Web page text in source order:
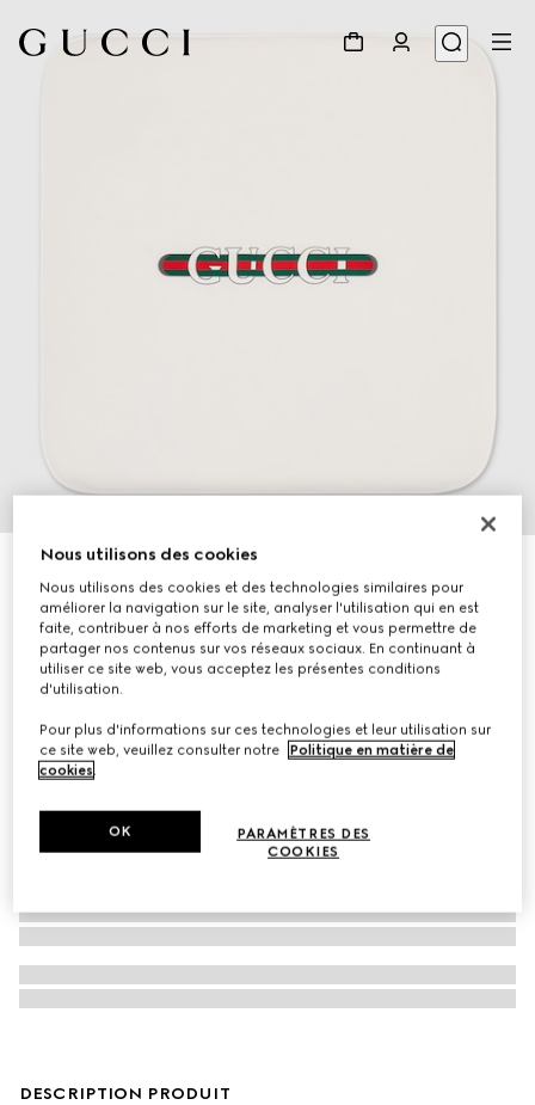
Couverture pour bébé en coton imprimé
€ 390
DESCRIPTION PRODUIT
Nous utilisons des cookies
Nous utilisons des cookies et des technologies similaires pour
améliorer la navigation sur le site, analyser l'utilisation qui en est
faite, contribuer à nos efforts de marketing et vous permettre de
partager nos contenus sur vos réseaux sociaux. En continuant à
utiliser ce site web, vous acceptez les présentes conditions
d'utilisation.
Pour plus d'informations sur ces technologies et leur utilisation sur
ce site web, veuillez consulter notre
Politique en matière de
cookies.
PARAMÈTRES DES
COOKIES
OK